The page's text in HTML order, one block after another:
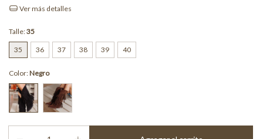
Ver más detalles
Talle:35
35 36 37 38 39 40
Color:Negro